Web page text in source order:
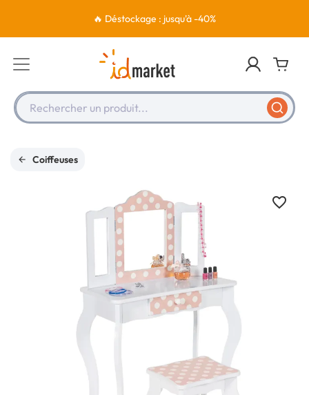
🔥 Déstockage : jusqu'à -40%
Rechercher un produit...
Coiffeuses
favorite_border